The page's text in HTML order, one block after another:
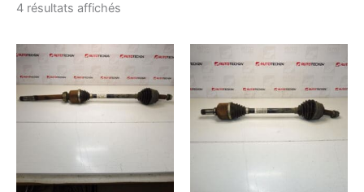
4 résultats affichés
récent
au
plus
ancien